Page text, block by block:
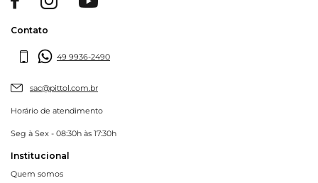
Contato
49 9936-2490
sac@pittol.com.br
Horário de atendimento
Seg à Sex - 08:30h às 17:30h
Institucional
Quem somos